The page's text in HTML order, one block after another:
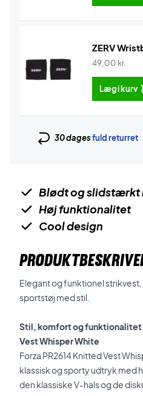
ZERV
49,00 kr.
Læg i kurv
30 dagesfuld returret
Blødt og slidstærkt
Høj funktionalitet
Cool design
Elegant og funktionel
sportstøj med stil.
Stil, komfort og funktionalitet
Vest Whisper White
Forza PR2614 Knitted Vest
klassisk og sporty udtryk med
den klassiske V-hals og de